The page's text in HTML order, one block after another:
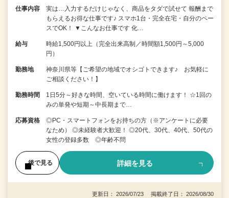
仕事内容
実は…入力するだけじゃなく、商品をタダで試せて 報酬まで
もらえるお得な仕事です♪ スマホ1台・完全在宅・自分のペー
スでOK！ ▼こんなお仕事です 化…
給与
時給1,500円以上（完全出来高制／時間額1,500円～5,000
円）
勤務地
神奈川県等【ご希望の地域でオシゴトできます♪ お気軽に
ご相談ください！】
勤務時間
1日5分～好きな時間、空いている時間に働けます！ ☆1回の
みの単発や短期～中長期まで…
応募資格
◎PC・スマートフォンをお持ちの方（※アンケートに必要
なため） ◎未経験者大歓迎！ ◎20代、30代、40代、50代の
女性の登録多数 ◎年齢不問
後で見る 詳細を見る
更新日： 2026/07/23 掲載終了日： 2026/08/30